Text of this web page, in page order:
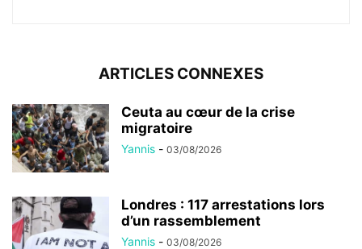
ARTICLES CONNEXES
Ceuta au cœur de la crise
migratoire
Yannis - 03/08/2026
Londres : 117 arrestations lors
d’un rassemblement
Yannis - 03/08/2026